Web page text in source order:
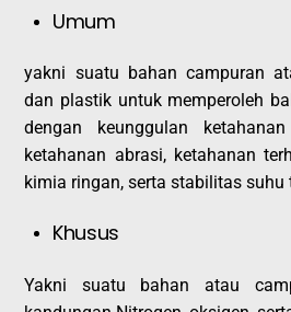
Umum
yakni suatu bahan campuran
dan plastik untuk memperoleh
dengan keunggulan
ketahanan abrasi, ketahanan
kimia ringan, serta stabilitas suhu
Khusus
Yakni suatu bahan atau